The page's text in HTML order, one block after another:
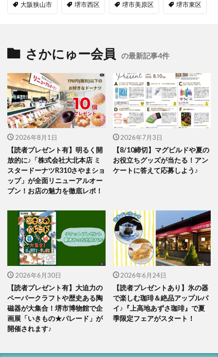
大阪狭山市 堺市西区 堺市美原区 堺市東区
さかにゅー会員 の最新記事4件
2026年8月1日
【読者プレゼント有】明るく開
放的に♪「株式会社大北本店 ミ
スタードーナツR310さやまショ
ップ」が全面リニューアルオー
プン！お店の魅力を徹底レポ！
2026年7月3日
【8/10締切】マグビルドや夏の
お役立ちグッズが当たる！アン
ケートに答えて応募しよう♪
2026年6月30日
【読者プレゼント有】大迫力の
ペーパークラフトや歴史ある陶
磁器が大集合！堺市博物館で企
画展「いきもの★パレード」が
開催されます♪
2026年6月24日
【読者プレゼントあり】氷の器
で楽しむ珈琲＆絶品アップルパ
イ♪『上高地あずさ珈琲』で夏
季限定フェアがスタート！